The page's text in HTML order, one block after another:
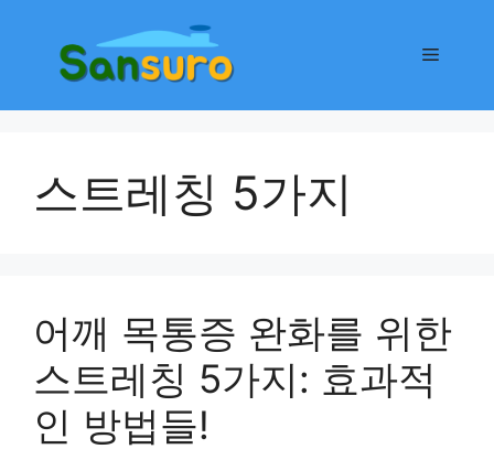
메
스트레칭 5가지
어깨 목통증 완화를 위한
스트레칭 5가지: 효과적
인 방법들!